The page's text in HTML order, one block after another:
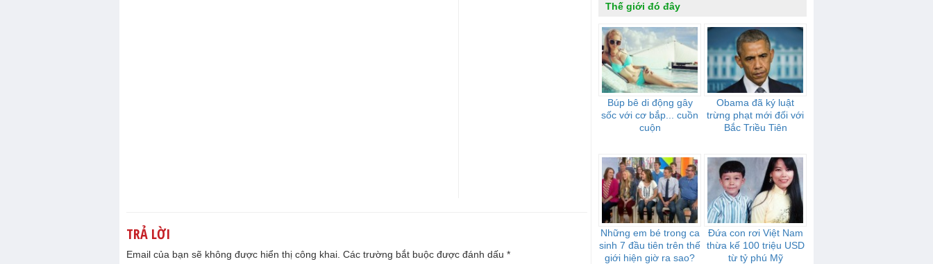
TRẢ LỜI
Email của bạn sẽ không được hiển thị công khai. Các trường bắt buộc được đánh dấu *
Thế giới đó đây
Búp bê di động gây
sốc với cơ bắp... cuồn
cuộn
Obama đã ký luật
trừng phạt mới đối với
Bắc Triều Tiên
Những em bé trong ca
sinh 7 đầu tiên trên thế
giới hiện giờ ra sao?
Đứa con rơi Việt Nam
thừa kế 100 triệu USD
từ tỷ phú Mỹ